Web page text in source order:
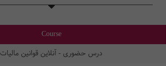
Course
درس حضوری - آنلاین قوانین مالیات